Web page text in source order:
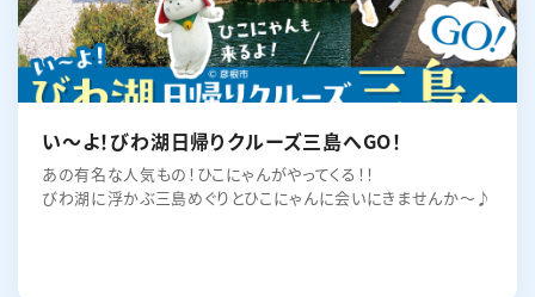
い～よ！びわ湖日帰りクルーズ三島へGO！
あの有名な人気もの！ひこにゃんがやってくる！！
びわ湖に浮かぶ三島めぐりとひこにゃんに会いにきませんか～♪